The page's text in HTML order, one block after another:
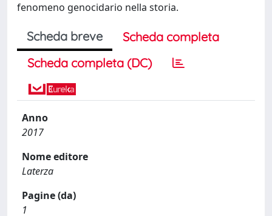
fenomeno genocidario nella storia.
Scheda breve
Scheda completa
Scheda completa (DC)
Anno
2017
Nome editore
Laterza
Pagine (da)
1